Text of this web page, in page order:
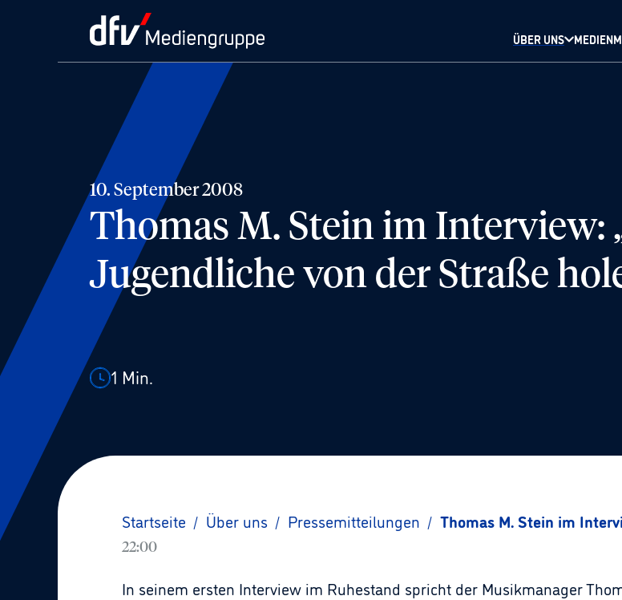
ÜBER UNS
10. September 2008
Thomas M. Stein im Interview:
Jugendliche von der Straße
1 Min.
Startseite / Über uns / Pressemitteilungen / Thomas M. Stein im
22:00
In seinem ersten Interview im Ruhestand spricht der Musikmanager